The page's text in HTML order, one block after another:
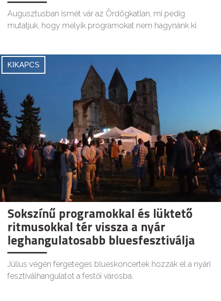
Augusztusban ismét vár az Ördögkatlan, mi pedig
mutatjuk, hogy melyik programokat nem hagynánk ki.
KIKAPCS
Sokszínű programokkal és lüktető
ritmusokkal tér vissza a nyár
leghangulatosabb bluesfesztiválja
Július végén fergeteges blueskoncertek hozzák el a nyári
fesztiválhangulatot a festői városba.